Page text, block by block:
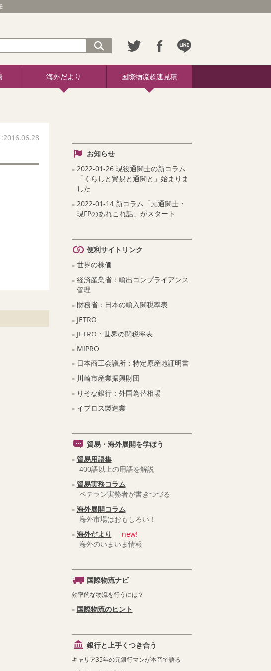
海外だより 国際物流超速見積
お知らせ
2022-01-26 現役通関士の新コラム
「くらしと貿易と通関と」始まりま
した
2022-01-14 新コラム「元通関士・
現FPのあれこれ話」がスタート
便利サイトリンク
世界の株価
経済産業省：輸出コンプライアンス
管理
財務省：日本の輸入関税率表
JETRO
JETRO：世界の関税率表
MIPRO
日本商工会議所：特定原産地証明書
川崎市産業振興財団
りそな銀行：外国為替相場
イプロス製造業
貿易・海外展開を学ぼう
貿易用語集
400語以上の用語を解説
貿易実務コラム
ベテラン実務者が書きつづる
海外展開コラム
海外市場はおもしろい！
海外だより
new!
海外のいまいま情報
国際物流ナビ
効率的な物流を行うには？
国際物流のヒント
銀行と上手くつき合う
キャリア35年の元銀行マンが本音で語る